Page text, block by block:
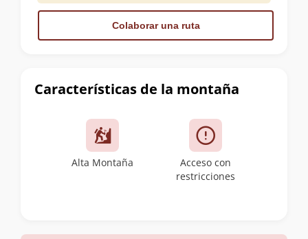
Características de la montaña
Alta Montaña
Acceso con
restricciones
Colaborar una ruta